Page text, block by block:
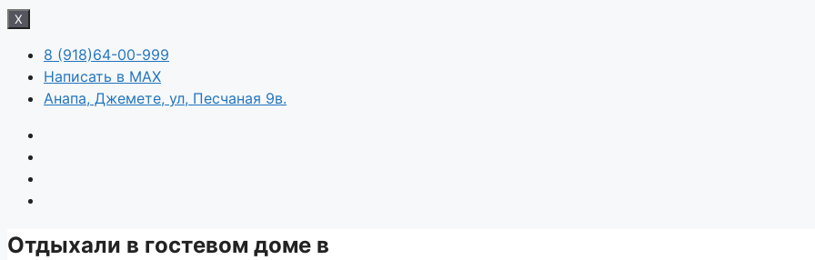
X
8 (918)64-00-999
Написать в MAX
Анапа, Джемете, ул, Песчаная 9в.
Отдыхали в гостевом доме в